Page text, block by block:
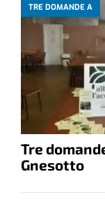
TRE DOMANDE A
Tre
Gnesotto